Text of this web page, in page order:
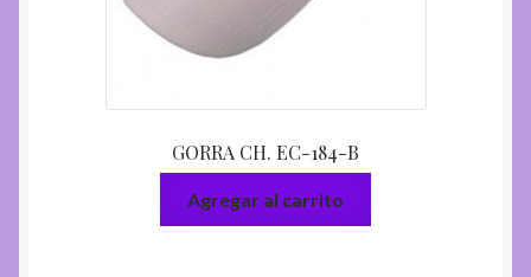
GORRA CH. EC-184-B
Agregar al carrito